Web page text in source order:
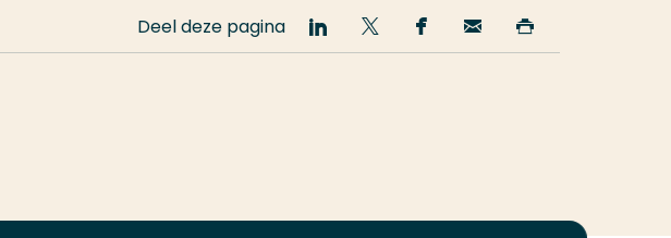
Deel deze pagina
Deel
op
Deel
op
Deel
op
Email
deze deze